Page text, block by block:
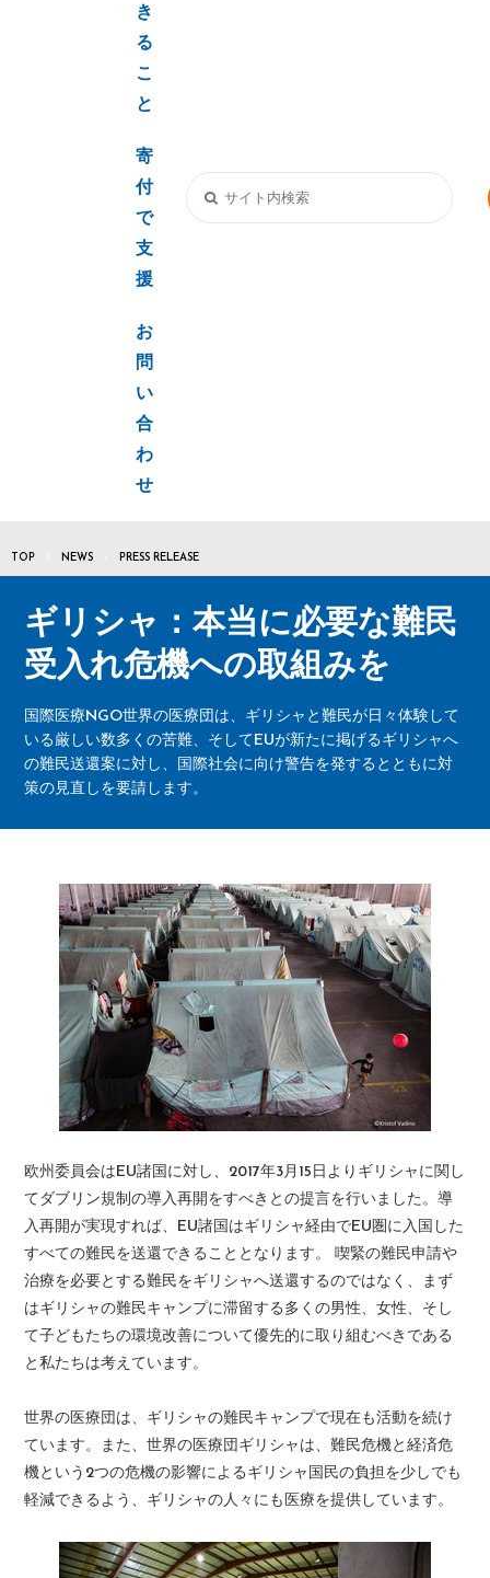
き
る
こ
と
寄
付
で
支
援
お
問
い
合
わ
せ
TOP NEWS PRESS RELEASE
ギリシャ：本当に必要な難民
受入れ危機への取組みを
国際医療NGO世界の医療団は、ギリシャと難民が日々体験して
いる厳しい数多くの苦難、そしてEUが新たに掲げるギリシャへ
の難民送還案に対し、国際社会に向け警告を発するとともに対
策の見直しを要請します。
欧州委員会はEU諸国に対し、2017年3月15日よりギリシャに関し
てダブリン規制の導入再開をすべきとの提言を行いました。導
入再開が実現すれば、EU諸国はギリシャ経由でEU圏に入国した
すべての難民を送還できることとなります。 喫緊の難民申請や
治療を必要とする難民をギリシャへ送還するのではなく、まず
はギリシャの難民キャンプに滞留する多くの男性、女性、そし
て子どもたちの環境改善について優先的に取り組むべきである
と私たちは考えています。
世界の医療団は、ギリシャの難民キャンプで現在も活動を続け
ています。また、世界の医療団ギリシャは、難民危機と経済危
機という2つの危機の影響によるギリシャ国民の負担を少しでも
軽減できるよう、ギリシャの人々にも医療を提供しています。